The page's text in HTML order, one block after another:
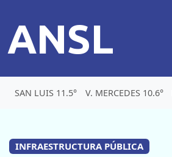
ANSL
SAN LUIS 11.5° V. MERCEDES 10.6°
INFRAESTRUCTURA PÚBLICA